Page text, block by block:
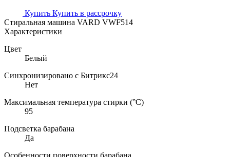
Купить Купить в рассрочку
Стиральная машина VARD VWF514
Характеристики
Цвет
Белый
Синхронизировано с Битрикс24
Нет
Максимальная температура стирки (°C)
95
Подсветка барабана
Да
Особенности поверхности барабана